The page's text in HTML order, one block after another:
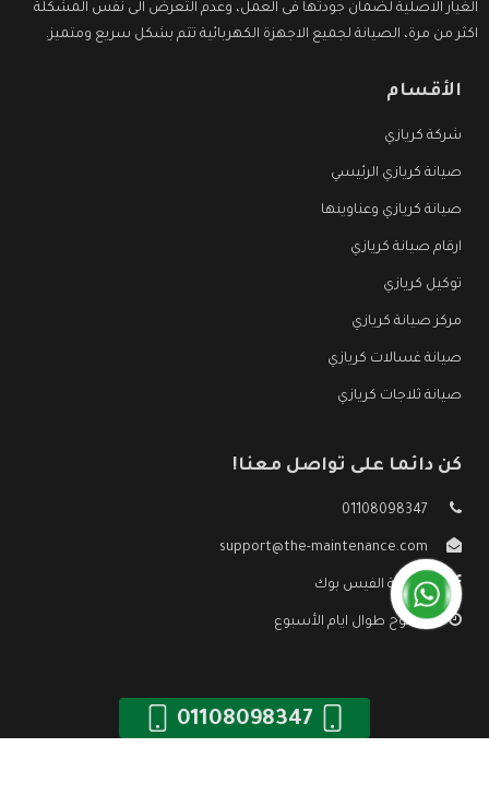
الغيار الاصلية لضمان جودتها فى العمل، وعدم التعرض الى نفس المشكلة
اكثر من مرة، الصيانة لجميع الاجهزة الكهربائية تتم بشكل سريع ومتميز.
الأقسام
شركة كريازي
صيانة كريازي الرئيسي
صيانة كريازي وعناوينها
ارقام صيانة كريازي
توكيل كريازي
مركز صيانة كريازي
صيانة غسالات كريازي
صيانة ثلاجات كريازي
كن دائما على تواصل معنا!
01108098347
support@the-maintenance.com
صفحة الفيس بوك
مفتوح طوال ايام الأسبوع
01108098347